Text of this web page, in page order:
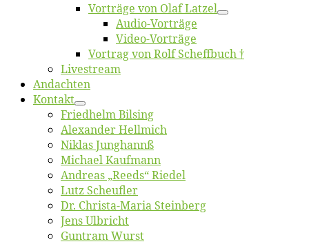
Vor­trä­ge von Olaf Latzel
Au­dio-Vor­trä­ge
Vi­deo-Vor­trä­ge
Vor­trag von Rolf Scheffbuch †
Live­stream
An­dach­ten
Kon­takt
Fried­helm Bilsing
Alex­an­der Hellmich
Ni­klas Junghannß
Mi­cha­el Kaufmann
An­dre­as „Reeds“ Riedel
Lutz Scheuf­ler
Dr. Chris­­ta-Ma­ria Steinberg
Jens Ulb­richt
Gun­tram Wurst